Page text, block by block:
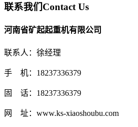
联系我们Contact Us
河南省矿起起重机有限公司
联系人：徐经理
手 机：18237336379
固 话：18237336379
网 址：www.ks-xiaoshoubu.com